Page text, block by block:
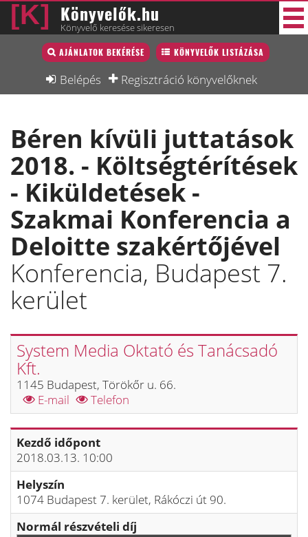
Könyvelők.hu
Könyvelő keresése sikeresen
AJÁNLATOK BEKÉRÉSE KÖNYVELŐK LISTÁZÁSA
Belépés Regisztráció könyvelőknek
Könyvelő lista
Könyvelési munkák
Interjú
Blog
Állás
Képzésnaptár
Béren kívüli juttatások
2018. - Költségtérítések
- Kiküldetések -
Szakmai Konferencia a
Deloitte szakértőjével
Konferencia, Budapest 7.
kerület
System Media Oktató és Tanácsadó
Kft.
1145 Budapest, Törökőr u. 66.
E-mail
Telefon
Kezdő időpont
2018.03.13. 10:00
Helyszín
1074 Budapest 7. kerület, Rákóczi út 90.
Normál részvételi díj